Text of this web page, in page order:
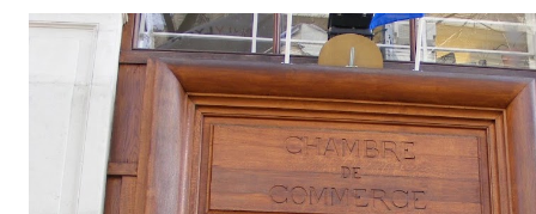
l'exposition Our Body représentait "une atteinte illicite au corps
"découpages...